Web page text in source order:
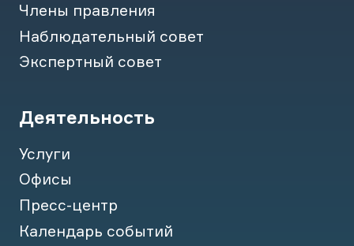
Члены правления
Наблюдательный совет
Экспертный совет
Деятельность
Услуги
Офисы
Пресс-центр
Календарь событий